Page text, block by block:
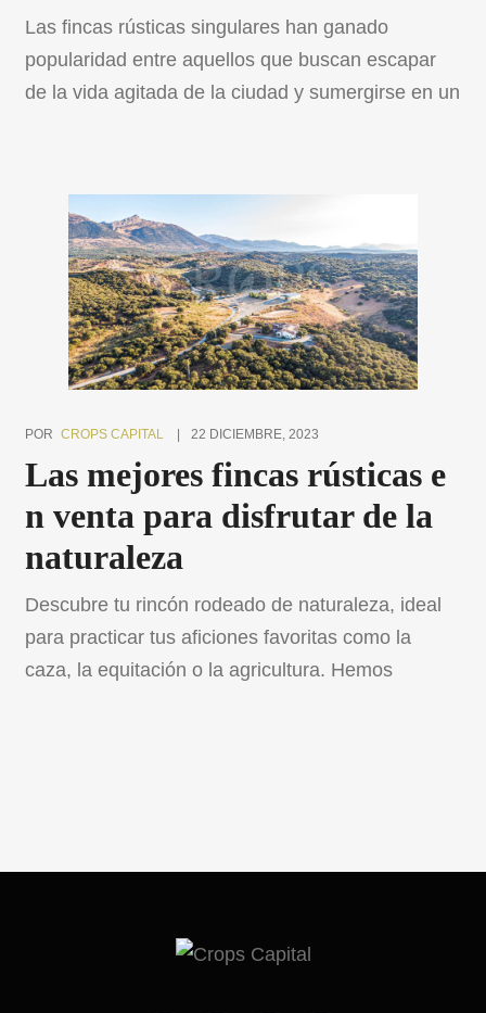
Las fincas rústicas singulares han ganado
popularidad entre aquellos que buscan escapar
de la vida agitada de la ciudad y sumergirse en un
propiedades más extraordinarias que capturan la
esencia de la vida rural en su máxima expresión.
Acompáñanos en […]
POR CROPS CAPITAL 22 DICIEMBRE, 2023
Las mejores fincas rústicas e
n venta para disfrutar de la
naturaleza
Descubre tu rincón rodeado de naturaleza, ideal
para practicar tus aficiones favoritas como la
caza, la equitación o la agricultura. Hemos